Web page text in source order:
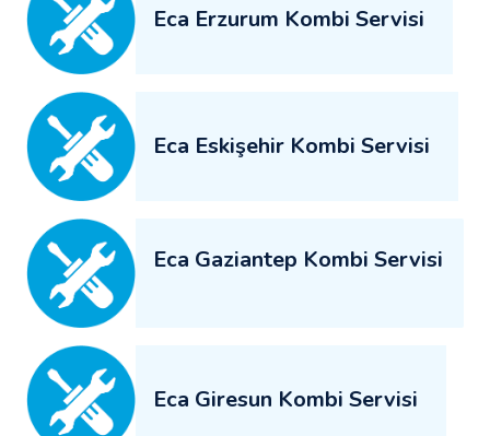
Eca Erzurum Kombi Servisi
Eca Eskişehir Kombi Servisi
Eca Gaziantep Kombi Servisi
Eca Giresun Kombi Servisi